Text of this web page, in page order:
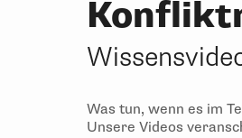
Was tun, wenn es im
Unsere Videos